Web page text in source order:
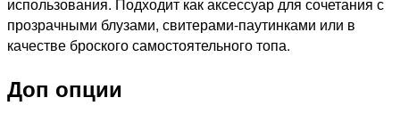
использования. Подходит как аксессуар для сочетания с
прозрачными блузами, свитерами-паутинками или в
качестве броского самостоятельного топа.
Доп опции